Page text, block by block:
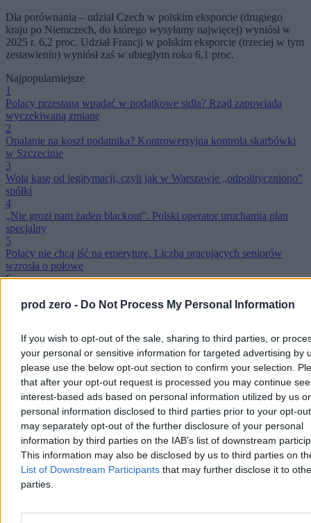
prod zero - Do Not Process My Personal Information
If you wish to opt-out of the sale, sharing to third parties, or
your personal or sensitive information for targeted advertising by
please use the below opt-out section to confirm your selection.
that after your opt-out request is processed you may continue
interest-based ads based on personal information utilized by us or
personal information disclosed to third parties prior to your opt-
may separately opt-out of the further disclosure of your personal
information by third parties on the IAB’s list of downstream
This information may also be disclosed by us to third parties on
List of Downstream Participants that may further disclose it to
parties.
Dla porównania – udział Czech w polskim eksporcie (drugiego
kraju po Niemczech, do którego wysyłamy najwięcej) wyniósł w
2025 r. 6,2 proc. Udział Francji w polskim eksporcie (trzeciej w tym
zestawieniu) wyniósł zaś w ubiegłym roku 6,1 proc.
Najpopularniejsze
1
Polacy przestaną wpadać w podatkowe sidła? Rząd zapowiada
wyczekiwaną zmianę
2
Opalanie na koszt podatnika? Kontrowersyjna kontrola skarbówki
w Szczecinie
3
Wolą kasę od legitymacji, czyli jak w Warszawie „odpolityczniono”
spółki
4
„Nie grozi nam żaden blackout”. Polski operator uruchamia plan
specjalny
5
Polacy nie chcą iść na emeryturę. Liczba pracujących seniorów
wzrosła o połowę
6
potrzeby rosną
kieszeni obywateli”
Trump znów „podpalił” ceny ropy. Natychmiastowa reakcja rynków
Jest projekt ustawy o pracy platformowej. Kurierzy i taksówkarze
przejdą na etat?
Zboże z Ukrainy. Trwają poszukiwania zastępczych tras eksportu
Reklama
Reklama